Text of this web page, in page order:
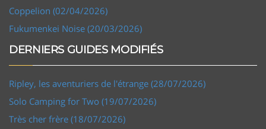
Coppelion (02/04/2026)
Fukumenkei Noise (20/03/2026)
DERNIERS GUIDES MODIFIÉS
Ripley, les aventuriers de l'étrange (28/07/2026)
Solo Camping for Two (19/07/2026)
Très cher frère (18/07/2026)